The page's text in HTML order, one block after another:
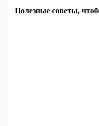
Полезные советы,